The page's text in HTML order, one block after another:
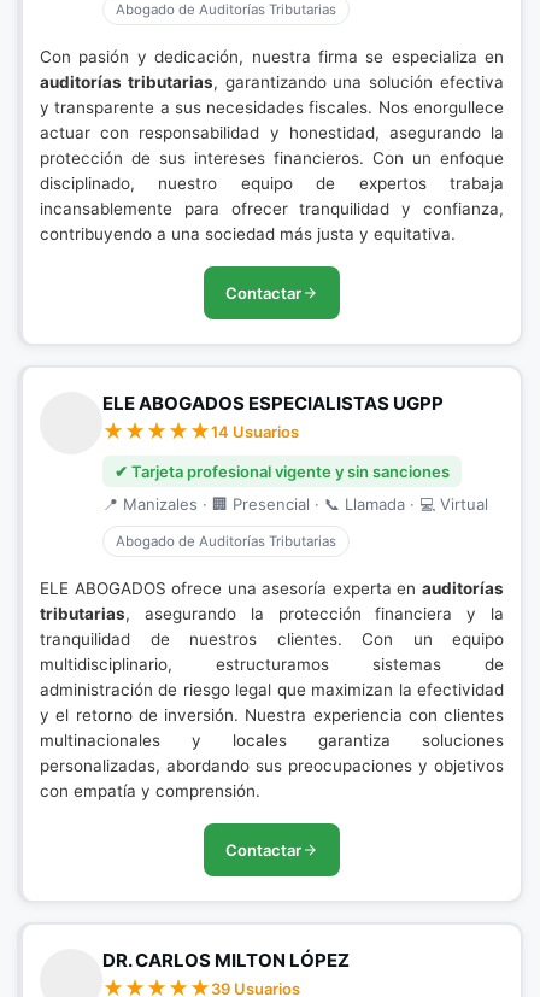
Abogado de Auditorías Tributarias
Con pasión y dedicación, nuestra firma se especializa en
auditorías tributarias, garantizando una solución efectiva
y transparente a sus necesidades fiscales. Nos enorgullece
actuar con responsabilidad y honestidad, asegurando la
protección de sus intereses financieros. Con un enfoque
disciplinado, nuestro equipo de expertos trabaja
incansablemente para ofrecer tranquilidad y confianza,
contribuyendo a una sociedad más justa y equitativa.
Contactar
ELE ABOGADOS ESPECIALISTAS UGPP
14 Usuarios
✔ Tarjeta profesional vigente y sin sanciones
📍 Manizales · 🏢 Presencial · 📞 Llamada · 💻 Virtual
Abogado de Auditorías Tributarias
ELE ABOGADOS ofrece una asesoría experta en auditorías
tributarias, asegurando la protección financiera y la
tranquilidad de nuestros clientes. Con un equipo
multidisciplinario, estructuramos sistemas de
administración de riesgo legal que maximizan la efectividad
y el retorno de inversión. Nuestra experiencia con clientes
multinacionales y locales garantiza soluciones
personalizadas, abordando sus preocupaciones y objetivos
con empatía y comprensión.
Contactar
DR. CARLOS MILTON LÓPEZ
39 Usuarios